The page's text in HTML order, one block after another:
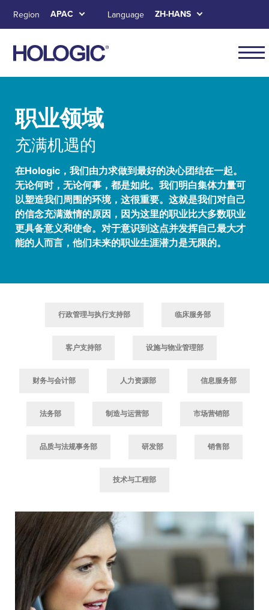
content
Region APAC Language ZH-HANS
APAC
职业领域
充满机遇的
在Hologic，我们由力求做到最好的决心团结在一起。
无论何时，无论何事，都是如此。我们明白集体力量可
以塑造我们周围的环境，这很重要。这就是我们对自己
的信念充满激情的原因，因为这里的职业比大多数职业
更具备意义和使命。对于意识到这点并发挥自己最大才
能的人而言，他们未来的职业生涯潜力是无限的。
行政管理与执行支持部 临床服务部
客户支持部 设施与物业管理部
财务与会计部 人力资源部 信息服务部
法务部 制造与运营部 市场营销部
品质与法规事务部 研发部 销售部
技术与工程部